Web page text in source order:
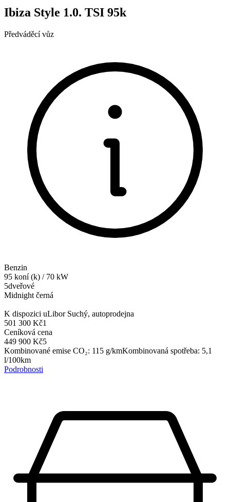
Ibiza Style 1.0. TSI 95k
Předváděcí vůz
Benzin
95 koní (k) / 70 kW
5dveřové
Midnight černá
K dispozici uLibor Suchý, autoprodejna
501 300 Kč1
Ceníková cena
449 900 Kč5
Kombinované emise CO₂: 115 g/kmKombinovaná spotřeba: 5,1
l/100km
Podrobnosti